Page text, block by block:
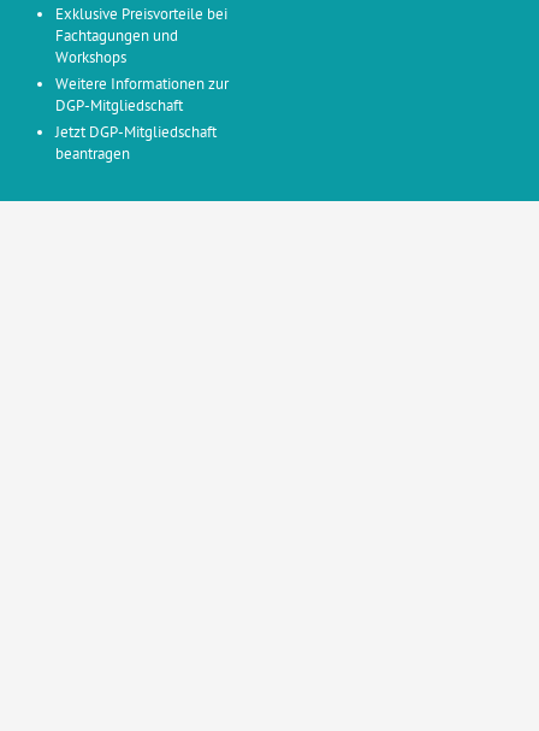
Exklusive Preisvorteile bei
Fachtagungen und
Workshops
Weitere Informationen zur
DGP-Mitgliedschaft
Jetzt DGP-Mitgliedschaft
beantragen